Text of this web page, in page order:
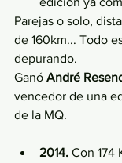
Parejas o solo,
de 160km... Todo
depurando.
Ganó André
vencedor de una
de la MQ.
2014. Con 174